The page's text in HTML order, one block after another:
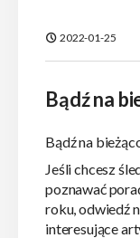
2022-01-25
Bądź na
Bądź na
Jeśli chcesz
poznawać
roku, odwiedź
interesujące